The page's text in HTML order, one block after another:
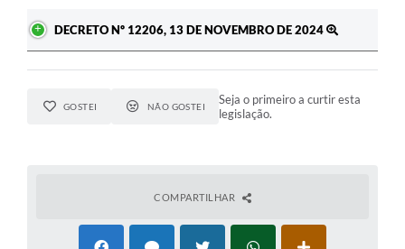
DECRETO Nº 12206, 13 DE NOVEMBRO DE 2024
GOSTEI NÃO GOSTEI
Seja o primeiro a curtir esta
legislação.
COMPARTILHAR